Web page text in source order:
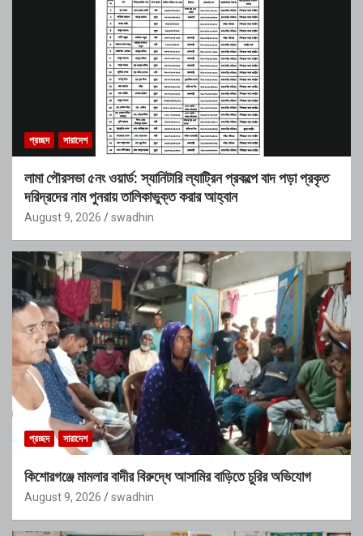
প্রচ্ছদ সারাদেশ
লামা পৌরসভা ৫নং ওয়ার্ড: স্যানিটারি ল্যাট্রিন প্রকল্পে বাদ পড়া প্রকৃত
দরিদ্রদের নাম পুনরায় তালিকাভুক্ত করার আহ্বান
August 9, 2026 swadhin
প্রচ্ছদ সারাদেশ
কিশোরগঞ্জে মামলার বাদীর বিরুদ্ধে আসামির বাড়িতে চুরির অভিযোগ
August 9, 2026 swadhin